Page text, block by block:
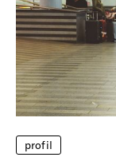
profil